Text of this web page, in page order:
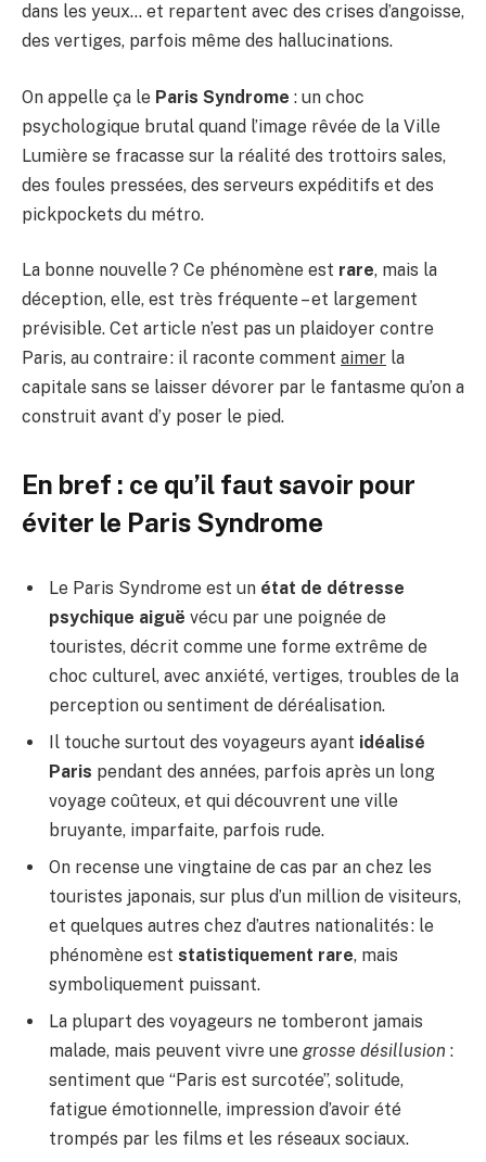
dans les yeux… et repartent avec des crises d’angoisse,
des vertiges, parfois même des hallucinations.
On appelle ça le Paris Syndrome : un choc
psychologique brutal quand l’image rêvée de la Ville
Lumière se fracasse sur la réalité des trottoirs sales,
des foules pressées, des serveurs expéditifs et des
pickpockets du métro.
La bonne nouvelle ? Ce phénomène est rare, mais la
déception, elle, est très fréquente – et largement
prévisible. Cet article n’est pas un plaidoyer contre
Paris, au contraire : il raconte comment aimer la
capitale sans se laisser dévorer par le fantasme qu’on a
construit avant d’y poser le pied.
En bref : ce qu’il faut savoir pour
éviter le Paris Syndrome
Le Paris Syndrome est un état de détresse
psychique aiguë vécu par une poignée de
touristes, décrit comme une forme extrême de
choc culturel, avec anxiété, vertiges, troubles de la
perception ou sentiment de déréalisation.
Il touche surtout des voyageurs ayant idéalisé
Paris pendant des années, parfois après un long
voyage coûteux, et qui découvrent une ville
bruyante, imparfaite, parfois rude.
On recense une vingtaine de cas par an chez les
touristes japonais, sur plus d’un million de visiteurs,
et quelques autres chez d’autres nationalités : le
phénomène est statistiquement rare, mais
symboliquement puissant.
La plupart des voyageurs ne tomberont jamais
malade, mais peuvent vivre une grosse désillusion :
sentiment que “Paris est surcotée”, solitude,
fatigue émotionnelle, impression d’avoir été
trompés par les films et les réseaux sociaux.